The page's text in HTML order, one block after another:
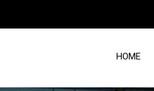
HOME